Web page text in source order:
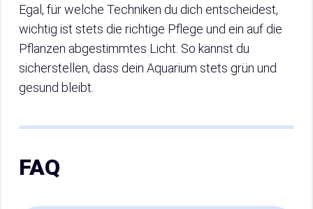
Egal, für welche Techniken du dich entscheidest,
wichtig ist stets die richtige Pflege und ein auf die
Pflanzen abgestimmtes Licht. So kannst du
sicherstellen, dass dein Aquarium stets grün und
gesund bleibt.
FAQ